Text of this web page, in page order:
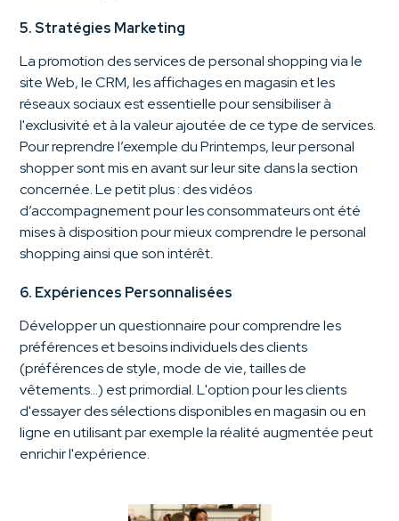
5. Stratégies Marketing
La promotion des services de personal shopping via le
site Web, le CRM, les affichages en magasin et les
réseaux sociaux est essentielle pour sensibiliser à
l'exclusivité et à la valeur ajoutée de ce type de services.
Pour reprendre l’exemple du Printemps, leur personal
shopper sont mis en avant sur leur site dans la section
concernée. Le petit plus : des vidéos
d’accompagnement pour les consommateurs ont été
mises à disposition pour mieux comprendre le personal
shopping ainsi que son intérêt.
6. Expériences Personnalisées
Développer un questionnaire pour comprendre les
préférences et besoins individuels des clients
(préférences de style, mode de vie, tailles de
vêtements…) est primordial. L'option pour les clients
d'essayer des sélections disponibles en magasin ou en
ligne en utilisant par exemple la réalité augmentée peut
enrichir l'expérience.